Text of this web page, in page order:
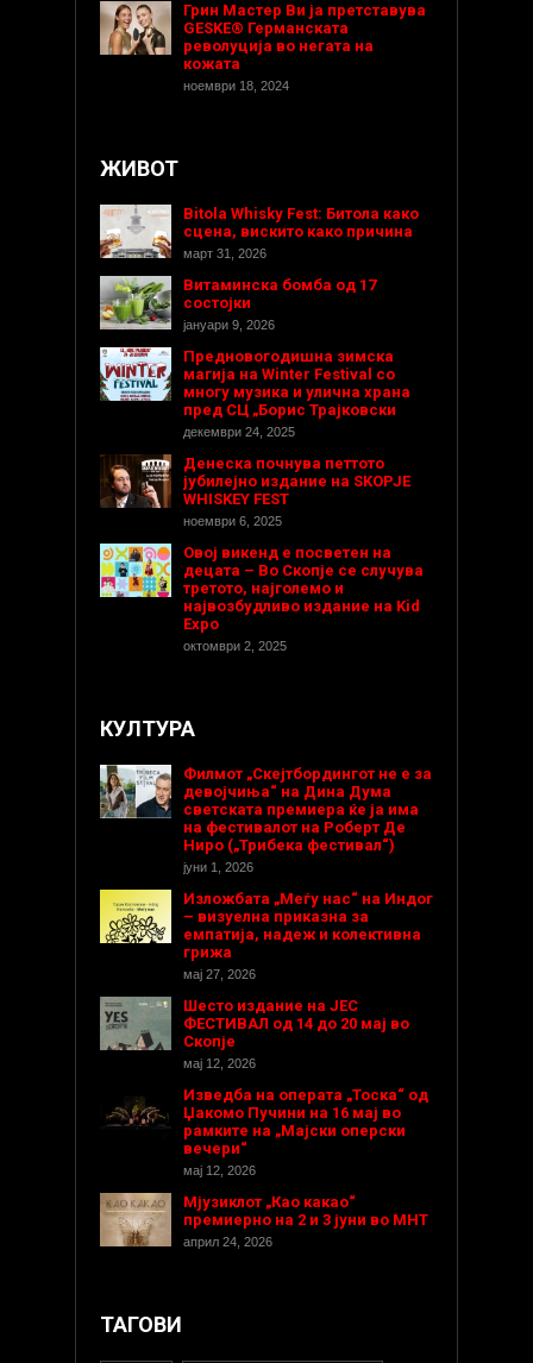
Грин Мастер Ви ја претставува
GESKE® Германската
револуција во негата на
кожата
ноември 18, 2024
ЖИВОТ
Bitola Whisky Fest: Битола како
сцена, вискито како причина
март 31, 2026
Витаминска бомба од 17
состојки
јануари 9, 2026
Предновогодишнa зимска
магија на Winter Festival со
многу музика и улична храна
пред СЦ „Борис Трајковски
декември 24, 2025
Денеска почнува петтото
јубилејно издание на SKOPJE
WHISKEY FEST
ноември 6, 2025
Овој викенд е посветен на
децата – Во Скопје се случува
третото, најголемо и
највозбудливо издание на Kid
Expo
октомври 2, 2025
КУЛТУРА
Филмот „Скејтбордингот не е за
девојчиња“ на Дина Дума
светската премиера ќе ја има
на фестивалот на Роберт Де
Ниро („Трибека фестивал“)
јуни 1, 2026
Изложбата „Меѓу нас“ на Индог
– визуелна приказна за
емпатија, надеж и колективна
грижа
мај 27, 2026
Шесто издание на ЈЕС
ФЕСТИВАЛ од 14 до 20 мај во
Скопје
мај 12, 2026
Изведба на операта „Тоска“ од
Џакомо Пучини на 16 мај во
рамките на „Мајски оперски
вечери“
мај 12, 2026
Мјузиклот „Као какао“
премиерно на 2 и 3 јуни во МНТ
април 24, 2026
ТАГОВИ